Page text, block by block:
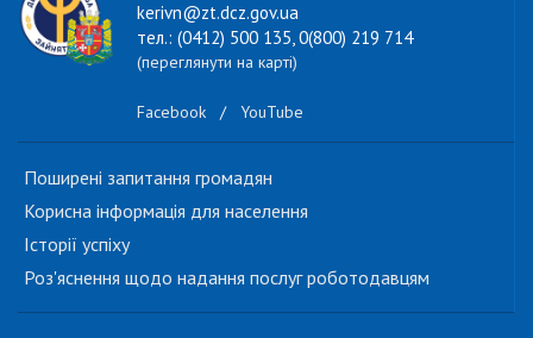
kerivn@zt.dcz.gov.ua
тел.: (0412) 500 135, 0(800) 219 714
(переглянути на карті)
Facebook / YouTube
Поширені запитання громадян
Корисна інформація для населення
Історії успіху
Роз'яснення щодо надання послуг роботодавцям